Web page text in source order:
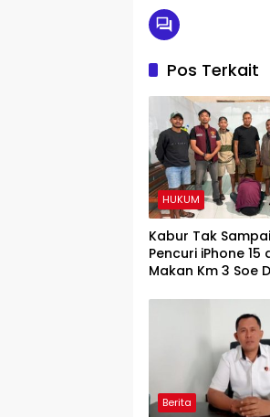
Pos Terkait
HUKUM
Kabur Tak
Pencuri iPhone 15
Makan Km 3 Soe
Berita